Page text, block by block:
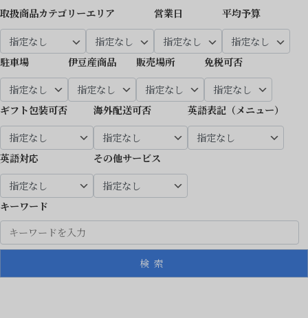
取扱商品カテゴリーエリア 営業日 平均予算
駐車場 伊豆産商品 販売場所 免税可否
ギフト包装可否 海外配送可否 英語表記（メニュー）
英語対応 その他サービス
キーワード
検索